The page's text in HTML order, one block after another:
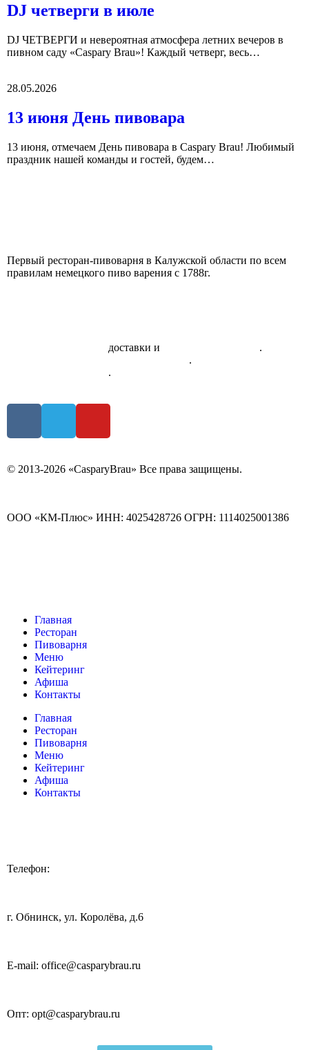
DJ четверги в июле
DJ ЧЕТВЕРГИ и невероятная атмосфера летних вечеров в
пивном саду «Caspary Brau»! Каждый четверг, весь…
28.05.2026
13 июня День пивовара
13 июня, отмечаем День пивовара в Caspary Brau! Любимый
праздник нашей команды и гостей, будем…
Первый ресторан-пивоварня в Калужской области по всем
правилам немецкого пиво варения с 1788г.
доставки и
.
.
.
© 2013-2026 «СasparyBrau» Все права защищены.
ООО «КМ-Плюс» ИНН: 4025428726 ОГРН: 1114025001386
Главная
Ресторан
Пивоварня
Меню
Кейтеринг
Афиша
Контакты
Главная
Ресторан
Пивоварня
Меню
Кейтеринг
Афиша
Контакты
Телефон:
г. Обнинск, ул. Королёва, д.6
E-mail: office@casparybrau.ru
Опт: opt@casparybrau.ru